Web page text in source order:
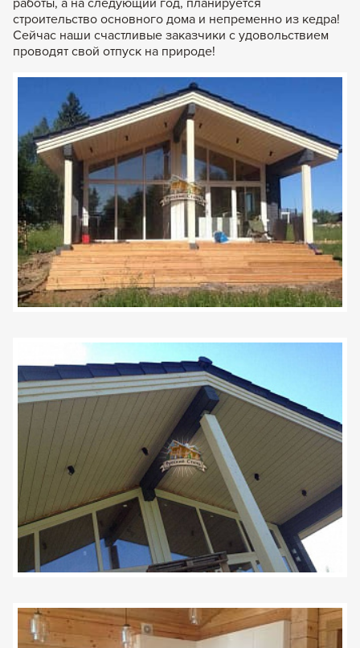
работы, а на следующий год, планируется
строительство основного дома и непременно из кедра!
Сейчас наши счастливые заказчики с удовольствием
проводят свой отпуск на природе!